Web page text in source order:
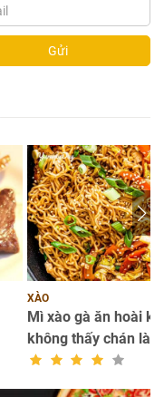
Gửi
XÀO
Mì xào gà ăn hoài
không thấy chán là